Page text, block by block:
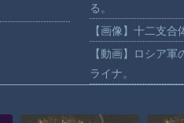
る。
【画像】十二支
【動画】ロシア
ライナ。
て逃げされる車載